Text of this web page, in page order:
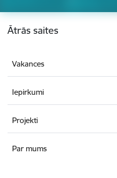
Kājene
Ātrās saites
Vakances
Iepirkumi
Projekti
Par mums